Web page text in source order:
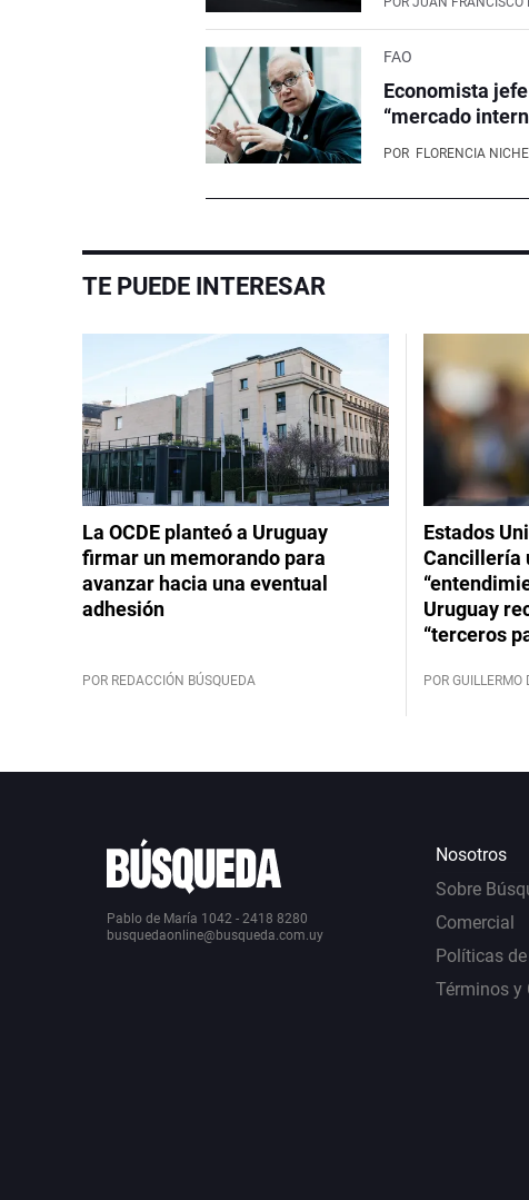
FAO
Economista
“mercado
POR FLORENCIA
TE PUEDE INTERESAR
La OCDE planteó a Uruguay
firmar un memorando para
avanzar hacia una eventual
adhesión
POR REDACCIÓN BÚSQUEDA
Estados
Cancillería
Uruguay
“terceros
POR GUILLERMO
Pablo de María 1042 - 2418 8280
busquedaonline@busqueda.com.uy
Nosotros
Sobre
Comercial
Políticas
Términos y